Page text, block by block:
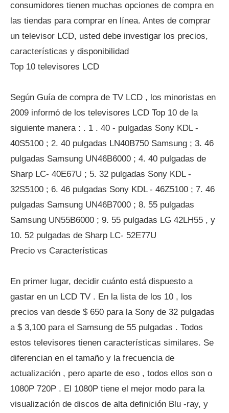
consumidores tienen muchas opciones de compra en
las tiendas para comprar en línea. Antes de comprar
un televisor LCD, usted debe investigar los precios,
características y disponibilidad
Top 10 televisores LCD
Según Guía de compra de TV LCD , los minoristas en
2009 informó de los televisores LCD Top 10 de la
siguiente manera : . 1 . 40 - pulgadas Sony KDL -
40S5100 ; 2. 40 pulgadas LN40B750 Samsung ; 3. 46
pulgadas Samsung UN46B6000 ; 4. 40 pulgadas de
Sharp LC- 40E67U ; 5. 32 pulgadas Sony KDL -
32S5100 ; 6. 46 pulgadas Sony KDL - 46Z5100 ; 7. 46
pulgadas Samsung UN46B7000 ; 8. 55 pulgadas
Samsung UN55B6000 ; 9. 55 pulgadas LG 42LH55 , y
10. 52 pulgadas de Sharp LC- 52E77U
Precio vs Características
En primer lugar, decidir cuánto está dispuesto a
gastar en un LCD TV . En la lista de los 10 , los
precios van desde $ 650 para la Sony de 32 pulgadas
a $ 3,100 para el Samsung de 55 pulgadas . Todos
estos televisores tienen características similares. Se
diferencian en el tamaño y la frecuencia de
actualización , pero aparte de eso , todos ellos son o
1080P 720P . El 1080P tiene el mejor modo para la
visualización de discos de alta definición Blu -ray, y